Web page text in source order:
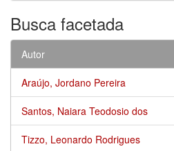
Busca facetada
Autor
Araújo, Jordano Pereira
Santos, Naiara Teodosio dos
Tizzo, Leonardo Rodrigues